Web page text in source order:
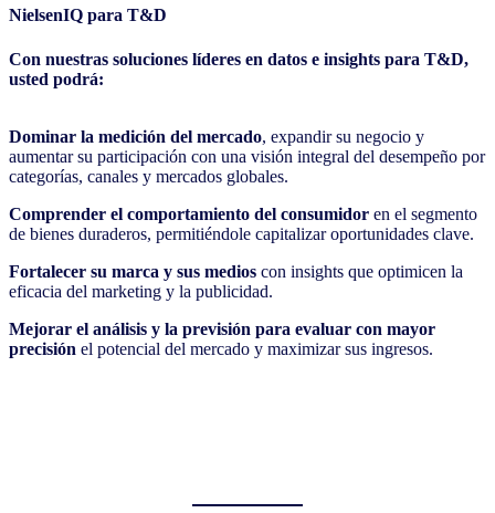
NielsenIQ para T&D
Con nuestras soluciones líderes en datos e insights para T&D,
usted podrá:
Dominar la medición del mercado, expandir su negocio y
aumentar su participación con una visión integral del desempeño por
categorías, canales y mercados globales.
Comprender el comportamiento del consumidor en el segmento
de bienes duraderos, permitiéndole capitalizar oportunidades clave.
Fortalecer su marca y sus medios con insights que optimicen la
eficacia del marketing y la publicidad.
Mejorar el análisis y la previsión para evaluar con mayor
precisión el potencial del mercado y maximizar sus ingresos.